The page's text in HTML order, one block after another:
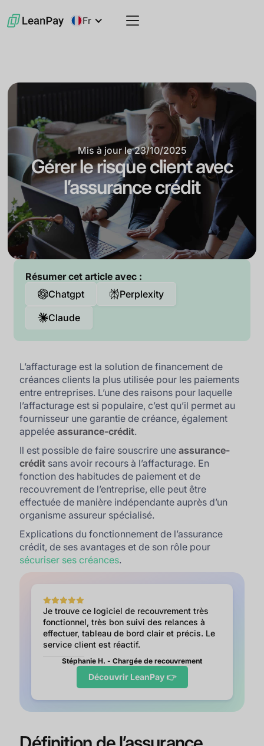
Fr
Mis à jour le 23/10/2025
Gérer le risque client avec
l’assurance crédit
Résumer cet article avec :
Chatgpt
Perplexity
Claude
L’affacturage est la solution de financement de
créances clients la plus utilisée pour les paiements
entre entreprises. L’une des raisons pour laquelle
l’affacturage est si populaire, c’est qu’il permet au
fournisseur une garantie de créance, également
appeléeassurance-crédit.
Il est possible de faire souscrire uneassurance-
crédit sans avoir recours à l’affacturage. En
fonction des habitudes de paiement et de
recouvrement de l’entreprise, elle peut être
effectuée de manière indépendante auprès d’un
organisme assureur spécialisé.
Explications du fonctionnement de l’assurance
crédit, de ses avantages et de son rôle pour
sécuriser ses créances.
Je trouve ce logiciel de recouvrement très
fonctionnel, très bon suivi des relances à
effectuer, tableau de bord clair et précis. Le
service client est réactif.
Stéphanie H. - Chargée de recouvrement
Découvrir LeanPay 👉